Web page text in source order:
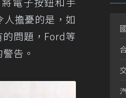
擔憂的是，如
問題，Ford等
告。